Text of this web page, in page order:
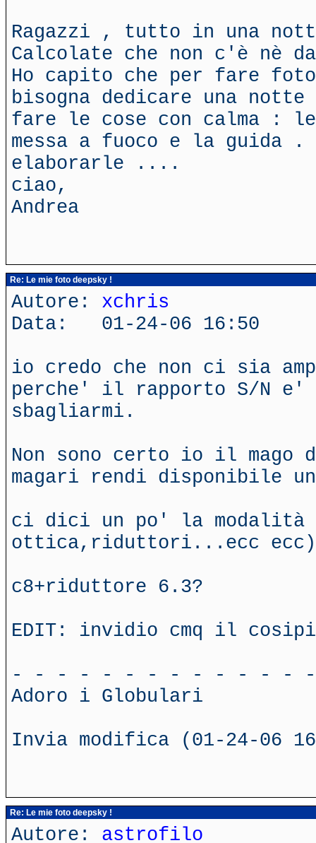
Ragazzi , tutto in una
Calcolate che non c'è nè
Ho capito che per fare
bisogna dedicare una
fare le cose con calma :
messa a fuoco e la guida .
elaborarle ....
ciao,
Andrea
Re: Le mie foto deepsky !
Autore: xchris
Data: 01-24-06 16:50
io credo che non ci sia
perche' il rapporto S/N e'
sbagliarmi.
Non sono certo io il
magari rendi disponibile
ci dici un po' la modalità
ottica,riduttori...ecc
c8+riduttore 6.3?
EDIT: invidio cmq il
- - - - - - - - - - - - -
Adoro i Globulari
Invia modifica (01-24-06
Re: Le mie foto deepsky !
Autore: astrofilo